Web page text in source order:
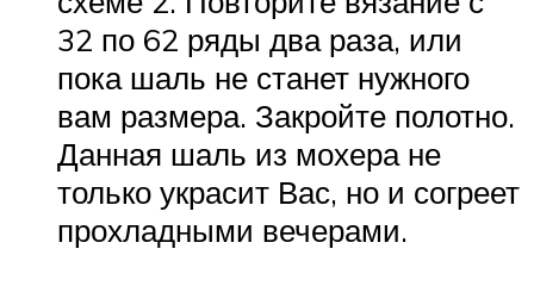
32 по 62 ряды два раза, или
пока шаль не станет нужного
вам размера. Закройте полотно.
Данная шаль из мохера не
только украсит Вас, но и согреет
прохладными вечерами.